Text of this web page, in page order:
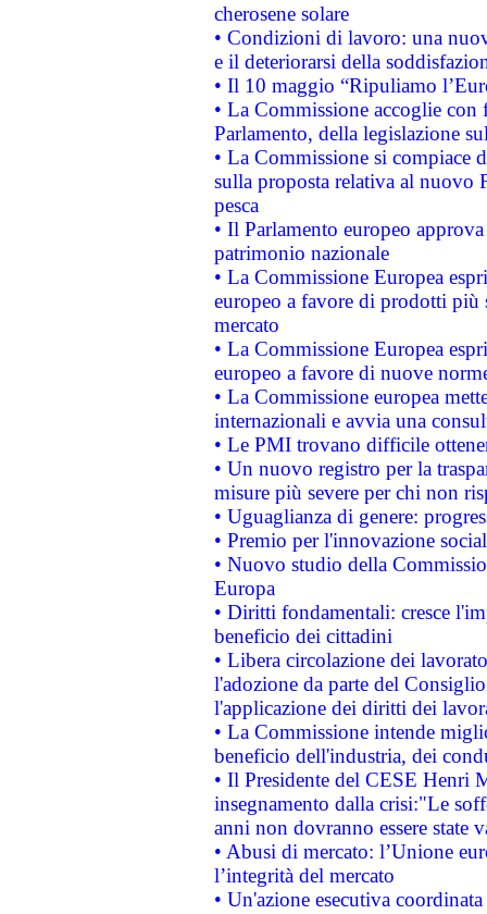
cherosene solare
• Condizioni di lavoro: una
e il deteriorarsi della
• Il 10 maggio “Ripuliamo
• La Commissione accoglie
Parlamento, della legislazione
• La Commissione si compiace
sulla proposta relativa al nuovo
pesca
• Il Parlamento europeo
patrimonio nazionale
• La Commissione Europea
europeo a favore di prodotti
mercato
• La Commissione Europea
europeo a favore di nuove
• La Commissione europea
internazionali e avvia una
• Le PMI trovano difficile
• Un nuovo registro per la
misure più severe per chi non
• Uguaglianza di genere:
• Premio per l'innovazione
• Nuovo studio della
Europa
• Diritti fondamentali: cresce
beneficio dei cittadini
• Libera circolazione dei
l'adozione da parte del
l'applicazione dei diritti dei
• La Commissione intende
beneficio dell'industria, dei
• Il Presidente del CESE Henri
insegnamento dalla crisi:"Le
anni non dovranno essere state
• Abusi di mercato: l’Unione
l’integrità del mercato
• Un'azione esecutiva